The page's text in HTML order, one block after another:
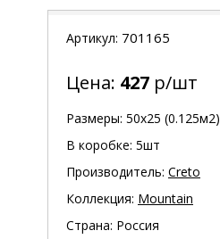
Артикул: 701165
Цена: 427 р/шт
Размеры: 50х25 (0.125м2)
В коробке: 5шт
Производитель: Creto
Коллекция: Mountain
Страна: Россия